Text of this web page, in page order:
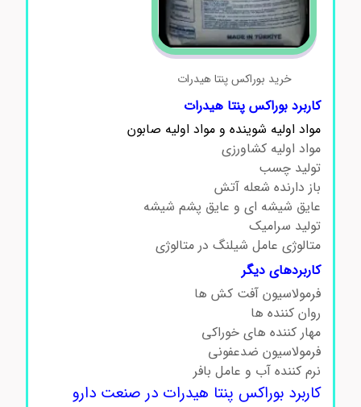
خرید بوراکس پنتا هیدرات
کاربرد بوراکس پنتا هیدرات
مواد اولیه شوینده و مواد اولیه صابون
مواد اولیه کشاورزی
تولید چسب
باز دارنده شعله آتش
عایق شیشه ای و عایق پشم شیشه
تولید سرامیک
متالوژی عامل شیلنگ در متالوژی
کاربردهای دیگر
فرمولاسیون آفت کش ها
روان کننده ها
مهار کننده های خوراکی
فرمولاسیون ضدعفونی
نرم کننده آب و عامل بافر
کاربرد بوراکس پنتا هیدرات در صنعت دارو